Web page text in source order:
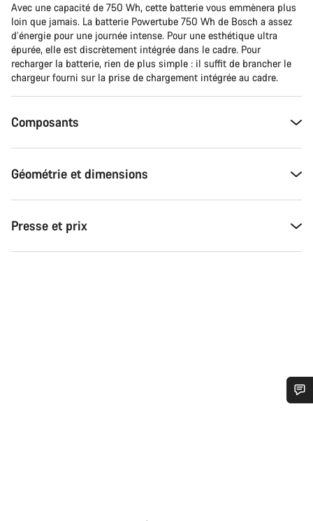
Avec une capacité de 750 Wh, cette batterie vous emmènera plus
loin que jamais. La batterie Powertube 750 Wh de Bosch a assez
d’énergie pour une journée intense. Pour une esthétique ultra
épurée, elle est discrètement intégrée dans le cadre. Pour
recharger la batterie, rien de plus simple : il suffit de brancher le
chargeur fourni sur la prise de chargement intégrée au cadre.
Composants
Géométrie et dimensions
Presse et prix